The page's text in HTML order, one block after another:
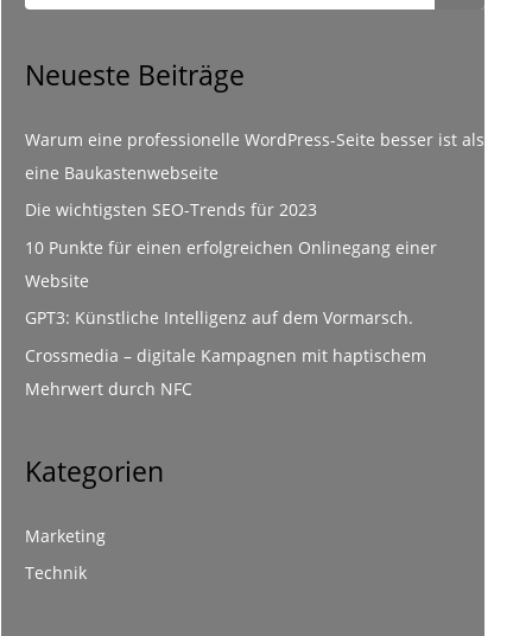
Neueste Beiträge
Warum eine professionelle WordPress-Seite besser ist als
eine Baukastenwebseite
Die wichtigsten SEO-Trends für 2023
10 Punkte für einen erfolgreichen Onlinegang einer
Website
GPT3: Künstliche Intelligenz auf dem Vormarsch.
Crossmedia – digitale Kampagnen mit haptischem
Mehrwert durch NFC
Kategorien
Marketing
Technik